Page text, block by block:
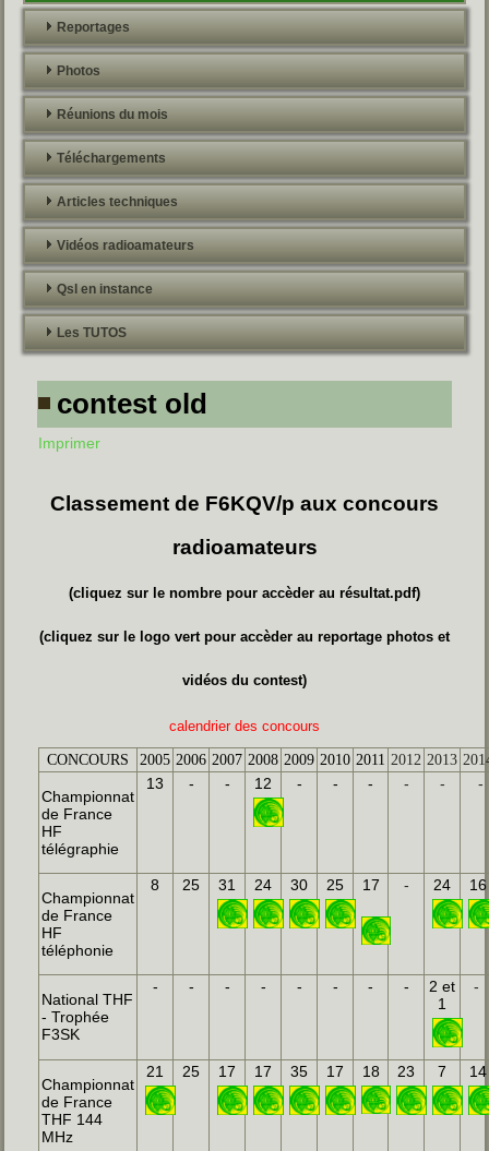
Reportages
Photos
Réunions du mois
Téléchargements
Articles techniques
Vidéos radioamateurs
Qsl en instance
Les TUTOS
contest old
Imprimer
Classement de F6KQV/p aux concours
radioamateurs
(cliquez sur le nombre pour accèder au résultat.pdf)
(cliquez sur le logo vert pour accèder au reportage photos et
vidéos du contest)
calendrier des concours
CONCOURS 2005 2006 2007 2008 2009 2010 2011 2012 2013
Championnat
de France
HF
télégraphie
13 - - 12 - - - - - -
Championnat
de France
HF
téléphonie
8 25 31 24 30 25 17 - 24 16
National THF
- Trophée
F3SK
- - - - - - - -
2 et
1
-
Championnat
de France
THF 144
MHz
21 25 17 17 35 17 18 23 7 14